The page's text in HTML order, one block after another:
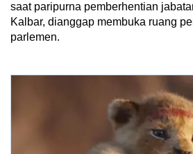
saat paripurna pemberhentian
Kalbar, dianggap membuka ruang
parlemen.